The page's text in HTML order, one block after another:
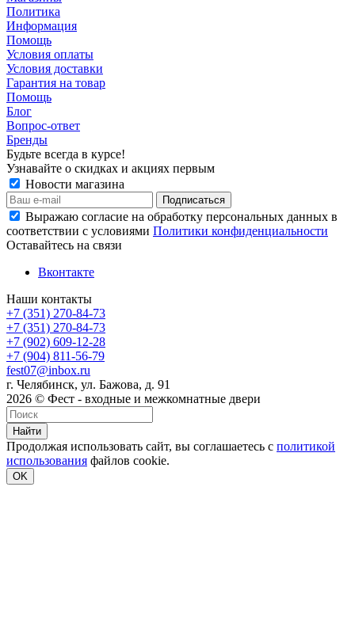
Политика
Информация
Помощь
Условия оплаты
Условия доставки
Гарантия на товар
Помощь
Блог
Вопрос-ответ
Бренды
Будьте всегда в курсе!
Узнавайте о скидках и акциях первым
Новости магазина
Выражаю согласие на обработку персональных данных в
соответствии с условиями Политики конфиденциальности
Оставайтесь на связи
Вконтакте
Наши контакты
+7 (351) 270-84-73
+7 (351) 270-84-73
+7 (902) 609-12-28
+7 (904) 811-56-79
fest07@inbox.ru
г. Челябинск, ул. Бажова, д. 91
2026 © Фест - входные и межкомнатные двери
Найти
Продолжая использовать сайт, вы соглашаетесь с политикой
использования файлов cookie.
OK